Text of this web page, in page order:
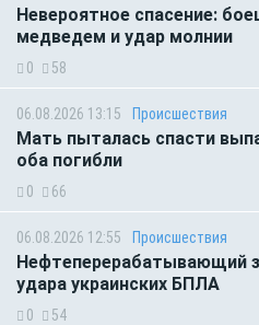
Невероятное спасение:
медведем и удар молнии
0 58
06.08.2026 13:15 Происшествия
Мать пыталась спасти
оба погибли
0 66
06.08.2026 12:55 Происшествия
Нефтеперерабатывающий
удара украинских БПЛА
0 54